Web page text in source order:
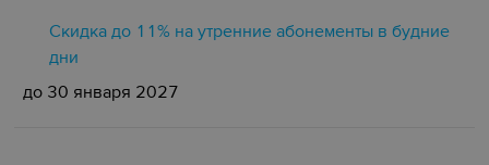
Скидка до 11% на утренние абонементы в будние
дни
до 30 января 2027